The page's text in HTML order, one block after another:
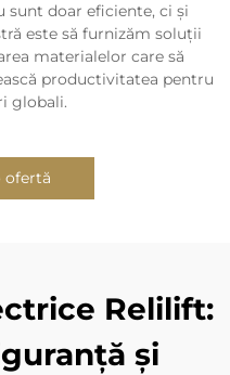
sunt doar eficiente, ci și
este să furnizăm soluții
materialelor care să
productivitatea pentru
globali.
ofertă
Relilift:
și